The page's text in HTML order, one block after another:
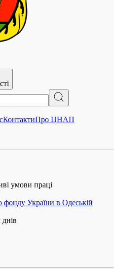
КонтактиПро ЦНАП
умови праці
фонду України в Одеській